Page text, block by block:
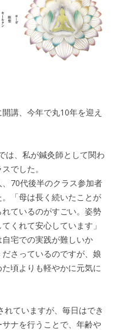
— MAHAYOGI
ブログ
講、今年で丸10年を迎え
は、私が鍼灸師として関わ
でした。
70代後半のクラス参加者
「母は長く続いたことが
ているのがすごい。姿勢
くれて安心しています」
宅での実践が難しいか
さっているのですが、娘
頃よりも軽やかに元気に
ていますが、毎日はでき
ナを行うことで、年齢や